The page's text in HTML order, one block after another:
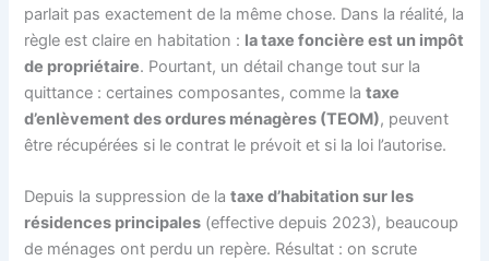
parlait pas exactement de la même chose. Dans la réalité, la
règle est claire en habitation : la taxe foncière est un impôt
de propriétaire. Pourtant, un détail change tout sur la
quittance : certaines composantes, comme lataxe
d’enlèvement des ordures ménagères (TEOM), peuvent
être récupérées si le contrat le prévoit et si la loi l’autorise.
Depuis la suppression de lataxe d’habitation sur les
résidences principales (effective depuis 2023), beaucoup
de ménages ont perdu un repère. Résultat : on scrute